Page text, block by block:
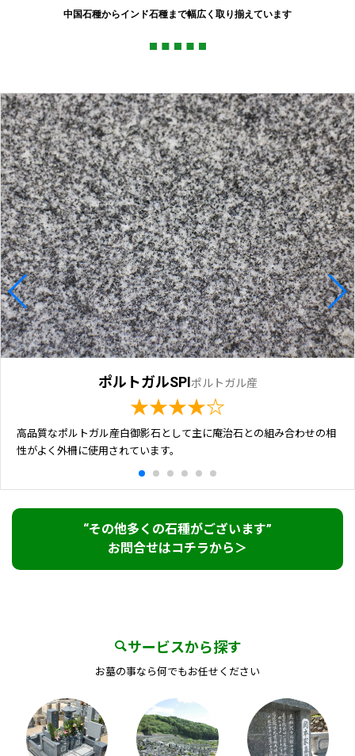
中国石種からインド石種まで幅広く取り揃えています
ポルトガルSPIポルトガル産
★★★★☆
高品質なポルトガル産白御影石として主に庵治石との組み合わせの相
性がよく外柵に使用されています。
“その他多くの石種がございます”
お問合せはコチラから＞
サービスから探す
お墓の事なら何でもお任せください